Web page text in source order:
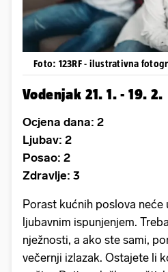
Foto: 123RF - ilustrativna
Vodenjak 21. 1. - 19. 2.
Ocjena dana: 2
Ljubav: 2
Posao: 2
Zdravlje: 3
Porast kućnih poslova neće
ljubavnim ispunjenjem.
nježnosti, a ako ste sami,
večernji izlazak. Ostajete li